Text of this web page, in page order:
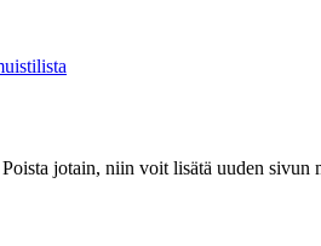
jotain, niin voit lisätä uuden sivun